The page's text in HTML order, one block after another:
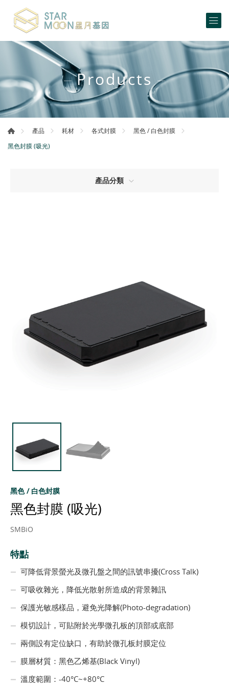
Products
產品 耗材 各式封膜
黑色 / 白色封膜
黑色封膜 (吸光)
產品分類
黑色 / 白色封膜
黑色封膜 (吸光)
SMBiO
特點
可降低背景螢光及微孔盤之間的訊號串擾(Cross Talk)
可吸收雜光，降低光散射所造成的背景雜訊
保護光敏感樣品，避免光降解(Photo-degradation)
模切設計，可貼附於光學微孔板的頂部或底部
兩側設有定位缺口，有助於微孔板封膜定位
膜層材質：黑色乙烯基(Black Vinyl)
溫度範圍：-40°C~+80°C